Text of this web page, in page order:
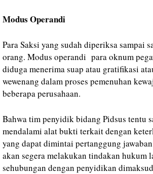
Modus Operandi
Para Saksi yang sudah diperiksa sampai
orang. Modus operandi para oknum
diduga menerima suap atau gratifikasi
wewenang dalam proses pemenuhan
beberapa perusahaan.
Bahwa tim penyidik bidang Pidsus tentu
mendalami alat bukti terkait dengan
yang dapat dimintai pertanggung
akan segera melakukan tindakan hukum
sehubungan dengan penyidikan